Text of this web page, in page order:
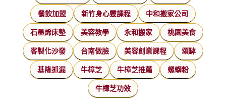
餐飲加盟 新竹身心靈課程 中和搬家公司
石墨烯床墊 美容教學 永和搬家 桃園美食
客製化沙發 台南做臉 美容創業課程 頌缽
基隆抓漏 牛樟芝 牛樟芝推薦 螺螄粉
牛樟芝功效